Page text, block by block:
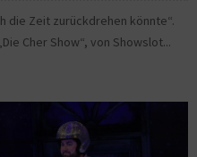
die Zeit zurückdrehen könnte“.
Cher Show“, von Showslot...